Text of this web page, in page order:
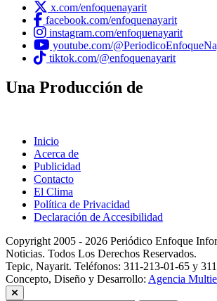
x.com/enfoquenayarit
facebook.com/enfoquenayarit
instagram.com/enfoquenayarit
youtube.com/
tiktok.com/@enfoquenayarit
Una Producción de
Inicio
Acerca de
Publicidad
Contacto
El Clima
Política de Privacidad
Declaración de Accesibilidad
Copyright 2005 - 2026 Periódico Enfoque
Noticias. Todos Los Derechos Reservados.
Tepic, Nayarit. Teléfonos: 311-213-01-65 y
Concepto, Diseño y Desarrollo: Agencia